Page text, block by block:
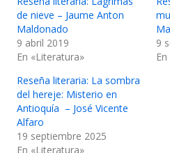
de nieve – Jaume Anton
Maldonado
9 abril 2019
En «Literatura»
9
Reseña literaria: La sombra
del hereje: Misterio en
Antioquía – José Vicente
Alfaro
19 septiembre 2025
En «Literatura»